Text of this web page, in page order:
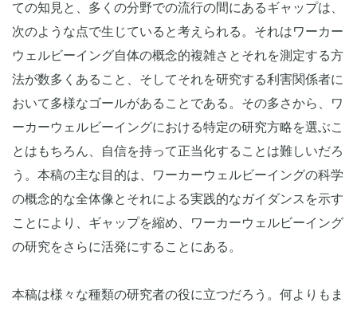
ての知見と、多くの分野での流行の間にあるギャップは、
次のような点で生じていると考えられる。それはワーカー
ウェルビーイング自体の概念的複雑さとそれを測定する方
法が数多くあること、そしてそれを研究する利害関係者に
おいて多様なゴールがあることである。その多さから、ワ
ーカーウェルビーイングにおける特定の研究方略を選ぶこ
とはもちろん、自信を持って正当化することは難しいだろ
う。本稿の主な目的は、ワーカーウェルビーイングの科学
の概念的な全体像とそれによる実践的なガイダンスを示す
ことにより、ギャップを縮め、ワーカーウェルビーイング
の研究をさらに活発にすることにある。
本稿は様々な種類の研究者の役に立つだろう。何よりもま